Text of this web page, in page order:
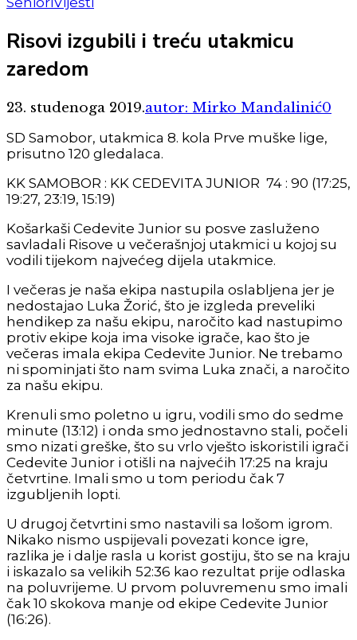
Risovi izgubili i treću utakmicu
zaredom
23. studenoga 2019.autor: Mirko Mandalinić0
SD Samobor, utakmica 8. kola Prve muške lige,
prisutno 120 gledalaca.
KK SAMOBOR : KK CEDEVITA JUNIOR 74 : 90 (17:25,
19:27, 23:19, 15:19)
Košarkaši Cedevite Junior su posve zasluženo
savladali Risove u večerašnjoj utakmici u kojoj su
vodili tijekom najvećeg dijela utakmice.
I večeras je naša ekipa nastupila oslabljena jer je
nedostajao Luka Žorić, što je izgleda preveliki
hendikep za našu ekipu, naročito kad nastupimo
protiv ekipe koja ima visoke igrače, kao što je
večeras imala ekipa Cedevite Junior. Ne trebamo
ni spominjati što nam svima Luka znači, a naročito
za našu ekipu.
Krenuli smo poletno u igru, vodili smo do sedme
minute (13:12) i onda smo jednostavno stali, počeli
smo nizati greške, što su vrlo vješto iskoristili igrači
Cedevite Junior i otišli na najvećih 17:25 na kraju
četvrtine. Imali smo u tom periodu čak 7
izgubljenih lopti.
U drugoj četvrtini smo nastavili sa lošom igrom.
Nikako nismo uspijevali povezati konce igre,
razlika je i dalje rasla u korist gostiju, što se na kraju
i iskazalo sa velikih 52:36 kao rezultat prije odlaska
na poluvrijeme. U prvom poluvremenu smo imali
čak 10 skokova manje od ekipe Cedevite Junior
(16:26).